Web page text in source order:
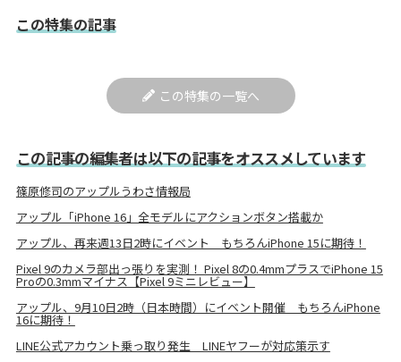
この特集の記事
この特集の一覧へ
この記事の編集者は以下の記事をオススメしています
篠原修司のアップルうわさ情報局
アップル「iPhone 16」全モデルにアクションボタン搭載か
アップル、再来週13日2時にイベント もちろんiPhone 15に期待！
Pixel 9のカメラ部出っ張りを実測！ Pixel 8の0.4mmプラスでiPhone 15
Proの0.3mmマイナス【Pixel 9ミニレビュー】
アップル、9月10日2時（日本時間）にイベント開催 もちろんiPhone
16に期待！
LINE公式アカウント乗っ取り発生 LINEヤフーが対応策示す